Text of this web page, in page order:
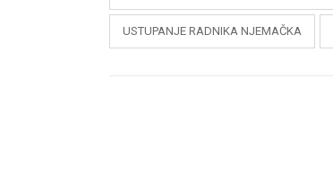
USTUPANJE RADNIKA NJEMAČKA